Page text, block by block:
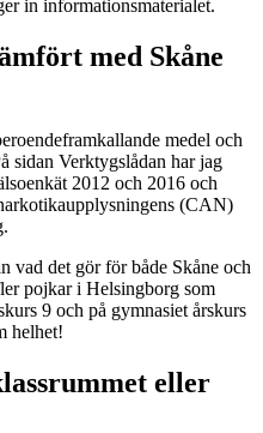
in informationsmaterialet.
med Skåne
medel och
sidan Verktygslådan har jag
2012 och 2016 och
(CAN)
vad det gör för både Skåne och
pojkar i Helsingborg som
9 och på gymnasiet årskurs
helhet!
eller